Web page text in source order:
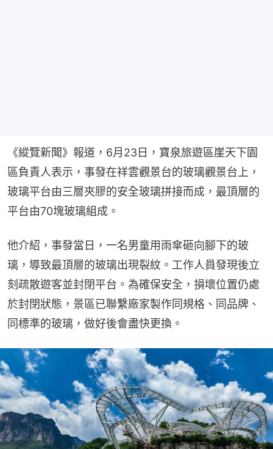
《縱覽新聞》報道，6月23日，寶泉旅遊區崖天下園
區負責人表示，事發在祥雲觀景台的玻璃觀景台上，
玻璃平台由三層夾膠的安全玻璃拼接而成，最頂層的
平台由70塊玻璃組成。
他介紹，事發當日，一名男童用雨傘砸向腳下的玻
璃，導致最頂層的玻璃出現裂紋。工作人員發現後立
刻疏散遊客並封閉平台。為確保安全，損壞位置仍處
於封閉狀態，景區已聯繫廠家製作同規格、同品牌、
同標準的玻璃，做好後會盡快更換。